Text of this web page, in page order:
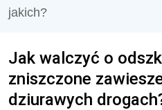
jakich?
Jak walczyć o
zniszczone
dziurawych